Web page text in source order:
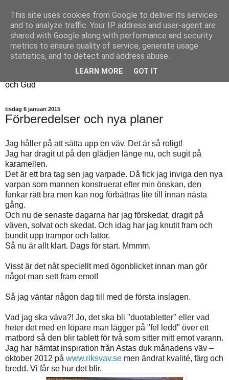
Fyren
Fyren finns för att sprida ljus i mörkret
För att påminna om guldkanterna i tillvaron
Här samsas jakt, hantverk, odling, och andra tankar om livet
och Gud
tisdag 6 januari 2015
Förberedelser och nya planer
Jag håller på att sätta upp en väv. Det är så roligt!
Jag har dragit ut på den glädjen länge nu, och sugit på
karamellen.
Det är ett bra tag sen jag varpade. Då fick jag inviga den nya
varpan som mannen konstruerat efter min önskan, den
funkar rätt bra men kan nog förbättras lite till innan nästa
gång.
Och nu de senaste dagarna har jag förskedat, dragit på
väven, solvat och skedat. Och idag har jag knutit fram och
bundit upp trampor och lattor.
Så nu är allt klart. Dags för start. Mmmm.
Visst är det nåt speciellt med ögonblicket innan man gör
något man sett fram emot!
Så jag väntar någon dag till med de första inslagen.
Vad jag ska väva?! Jo, det ska bli "duotabletter" eller vad
heter det med en löpare man lägger på "fel ledd" över ett
matbord så den blir tablett för två som sitter mitt emot varann.
Jag har hämtat inspiration från Astas duk månadens väv –
oktober 2012 på www.riksvav.se men ändrat kvalité, färg och
bredd. Vi får se hur det blir.
This site uses cookies from Google to deliver its services
and to analyze traffic. Your IP address and user-agent are
shared with Google along with performance and security
metrics to ensure quality of service, generate usage
statistics, and to detect and address abuse.
LEARN MORE GOT IT